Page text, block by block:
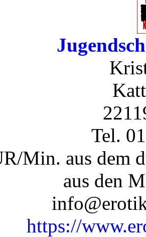
Tel.
Min. aus dem
aus den
https://